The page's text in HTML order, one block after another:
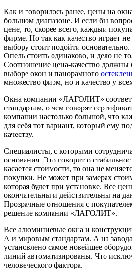
Как и говорилось ранее, цены на
большом диапазоне. И если бы
цене, то, скорее всего, каждый
фирме. Но так как качество играет
выбору стоит подойти
Опель стоить одинаково, и дело не
Соотношение цена-качество
выборе окон и панорамного
множество фирм, но и качество у
Окна компании «ЛАГОЛИТ»
стандартам, о чем говорят
компании настолько большой, что
для себя тот вариант, который ему
качеству.
Специалисты, с которыми
основания. Это говорит о
касается стоимости, то она не
покупки. Не может при замерах
которая будет при установке. Все
окончательны и действительны на
Прозрачные отношения с
решение компании «ЛАГОЛИТ».
Все алюминиевые окна и
А и мировым стандартам. А на
установлено самое новейшее
линий автоматизированы. Что
человеческого фактора.